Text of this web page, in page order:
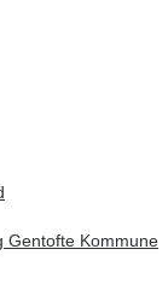
Gentofte Kommune